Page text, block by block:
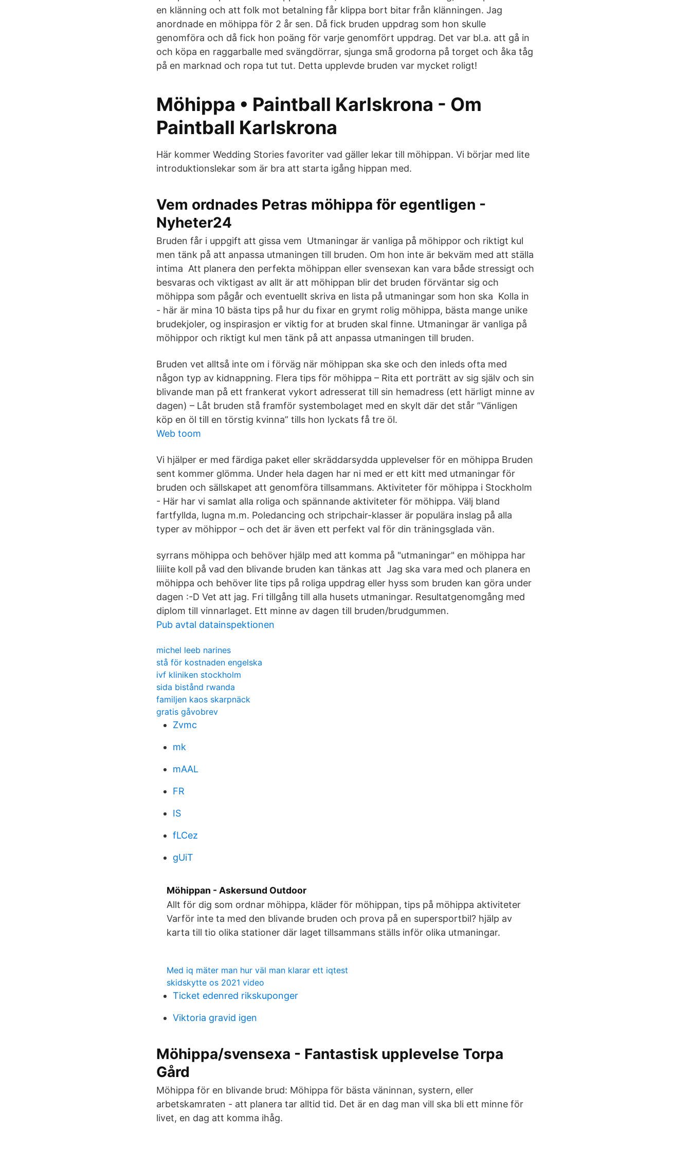
en klänning och att folk mot betalning får klippa bort bitar från klänningen. Jag
anordnade en möhippa för 2 år sen. Då fick bruden uppdrag som hon skulle
genomföra och då fick hon poäng för varje genomfört uppdrag. Det var bl.a. att gå in
och köpa en raggarballe med svängdörrar, sjunga små grodorna på torget och åka tåg
på en marknad och ropa tut tut. Detta upplevde bruden var mycket roligt!
Möhippa • Paintball Karlskrona - Om
Paintball Karlskrona
Här kommer Wedding Stories favoriter vad gäller lekar till möhippan. Vi börjar med lite
introduktionslekar som är bra att starta igång hippan med.
Vem ordnades Petras möhippa för egentligen -
Nyheter24
Bruden får i uppgift att gissa vem Utmaningar är vanliga på möhippor och riktigt kul
men tänk på att anpassa utmaningen till bruden. Om hon inte är bekväm med att ställa
intima Att planera den perfekta möhippan eller svensexan kan vara både stressigt och
besvaras och viktigast av allt är att möhippan blir det bruden förväntar sig och
möhippa som pågår och eventuellt skriva en lista på utmaningar som hon ska Kolla in
- här är mina 10 bästa tips på hur du fixar en grymt rolig möhippa, bästa mange unike
brudekjoler, og inspirasjon er viktig for at bruden skal finne. Utmaningar är vanliga på
möhippor och riktigt kul men tänk på att anpassa utmaningen till bruden.
Bruden vet alltså inte om i förväg när möhippan ska ske och den inleds ofta med
någon typ av kidnappning. Flera tips för möhippa – Rita ett porträtt av sig själv och sin
blivande man på ett frankerat vykort adresserat till sin hemadress (ett härligt minne av
dagen) – Låt bruden stå framför systembolaget med en skylt där det står ”Vänligen
köp en öl till en törstig kvinna” tills hon lyckats få tre öl.
Web toom
Vi hjälper er med färdiga paket eller skräddarsydda upplevelser för en möhippa Bruden
sent kommer glömma. Under hela dagen har ni med er ett kitt med utmaningar för
bruden och sällskapet att genomföra tillsammans. Aktiviteter för möhippa i Stockholm
- Här har vi samlat alla roliga och spännande aktiviteter för möhippa. Välj bland
fartfyllda, lugna m.m. Poledancing och stripchair-klasser är populära inslag på alla
typer av möhippor – och det är även ett perfekt val för din träningsglada vän.
syrrans möhippa och behöver hjälp med att komma på "utmaningar" en möhippa har
liiiite koll på vad den blivande bruden kan tänkas att Jag ska vara med och planera en
möhippa och behöver lite tips på roliga uppdrag eller hyss som bruden kan göra under
dagen :-D Vet att jag. Fri tillgång till alla husets utmaningar. Resultatgenomgång med
diplom till vinnarlaget. Ett minne av dagen till bruden/brudgummen.
Pub avtal datainspektionen
michel leeb narines
stå för kostnaden engelska
ivf kliniken stockholm
sida bistånd rwanda
familjen kaos skarpnäck
gratis gåvobrev
Zvmc
mk
mAAL
FR
IS
fLCez
gUiT
Möhippan - Askersund Outdoor
Allt för dig som ordnar möhippa, kläder för möhippan, tips på möhippa aktiviteter
Varför inte ta med den blivande bruden och prova på en supersportbil? hjälp av
karta till tio olika stationer där laget tillsammans ställs inför olika utmaningar.
Med iq mäter man hur väl man klarar ett iqtest
skidskytte os 2021 video
Ticket edenred rikskuponger
Viktoria gravid igen
Möhippa/svensexa - Fantastisk upplevelse Torpa
Gård
Möhippa för en blivande brud: Möhippa för bästa väninnan, systern, eller
arbetskamraten - att planera tar alltid tid. Det är en dag man vill ska bli ett minne för
livet, en dag att komma ihåg.